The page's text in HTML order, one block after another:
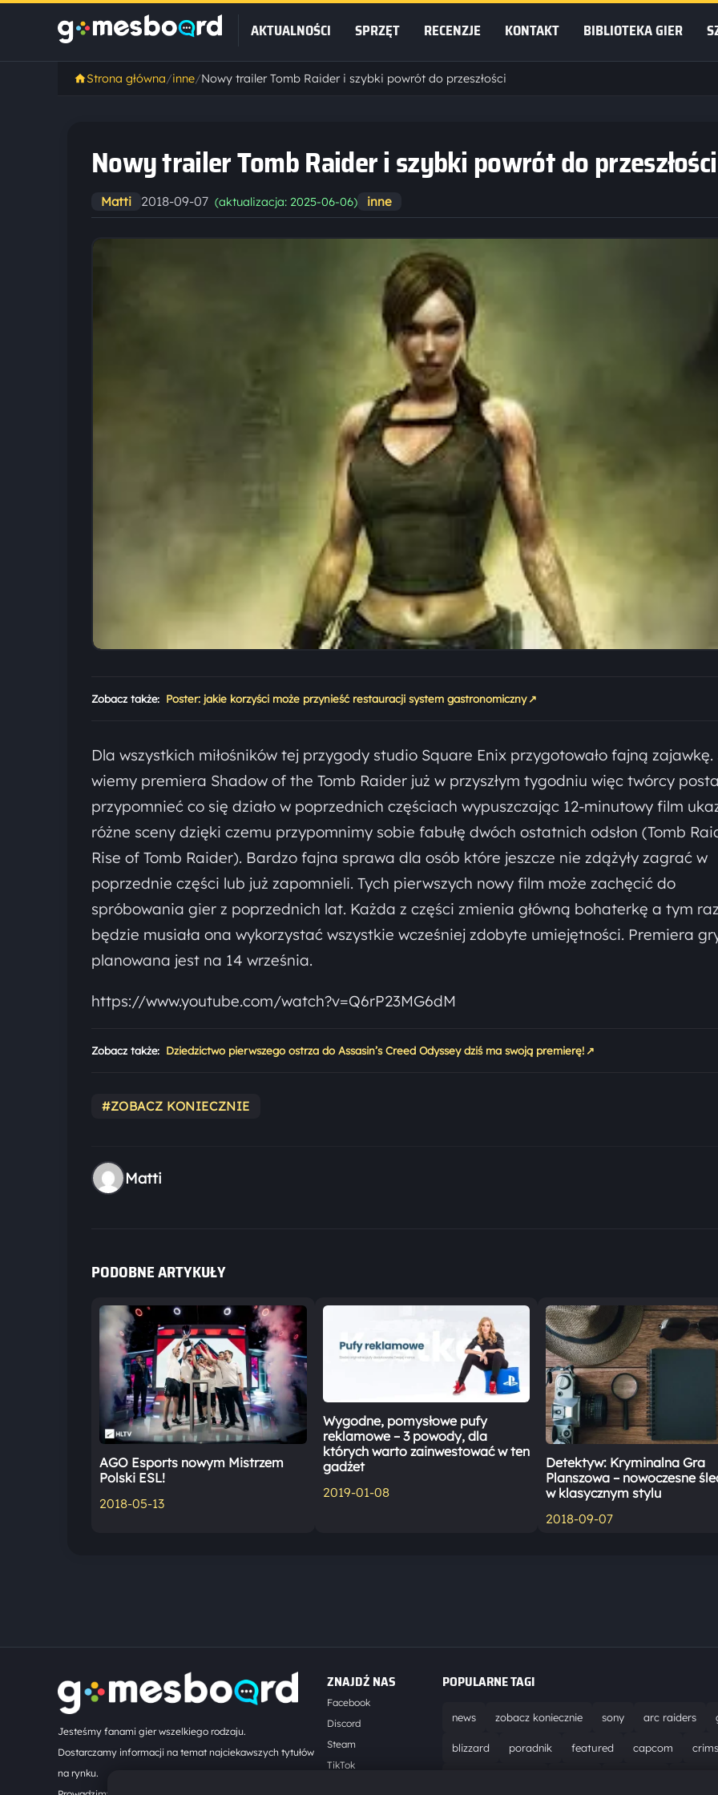
AKTUALNOŚCI SPRZĘT RECENZJE KONTAKT BIBLIOTEKA GIER
Strona główna/inne/Nowy trailer Tomb Raider i szybki powrót do przeszłości
Nowy trailer Tomb Raider i szybki powrót do przeszłości
Matti 2018-09-07 (aktualizacja: 2025-06-06) inne
Zobacz także: Poster: jakie korzyści może przynieść restauracji system gastronomiczny ↗
Dla wszystkich miłośników tej przygody studio Square Enix przygotowało fajną
wiemy premiera Shadow of the Tomb Raider już w przyszłym tygodniu więc twórcy
przypomnieć co się działo w poprzednich częściach wypuszczając 12-minutowy film
różne sceny dzięki czemu przypomnimy sobie fabułę dwóch ostatnich odsłon (Tomb
Rise of Tomb Raider). Bardzo fajna sprawa dla osób które jeszcze nie zdążyły zagrać w
poprzednie części lub już zapomnieli. Tych pierwszych nowy film może zachęcić do
spróbowania gier z poprzednich lat. Każda z części zmienia główną bohaterkę a tym
będzie musiała ona wykorzystać wszystkie wcześniej zdobyte umiejętności. Premiera
planowana jest na 14 września.
https://www.youtube.com/watch?v=Q6rP23MG6dM
Zobacz także: Dziedzictwo pierwszego ostrza do Assasin’s Creed Odyssey dziś ma swoją premierę! ↗
#ZOBACZ KONIECZNIE
Matti
PODOBNE ARTYKUŁY
AGO Esports nowym Mistrzem
Polski ESL!
2018-05-13
Wygodne, pomysłowe pufy
reklamowe – 3 powody, dla
których warto zainwestować w ten
gadżet
2019-01-08
Detektyw: Kryminalna Gra
Planszowa – nowoczesne
w klasycznym stylu
2018-09-07
Jesteśmy fanami gier wszelkiego rodzaju.
Dostarczamy informacji na temat najciekawszych tytułów
na rynku.
ZNAJDŹ NAS
Facebook
Discord
Steam
TikTok
POPULARNE TAGI
news zobacz koniecznie sony arc raiders
blizzard poradnik featured capcom